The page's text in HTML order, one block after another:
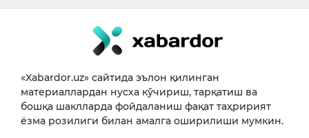
«Xabardor.uz» сайтида эълон қилинган
материаллардан нусха кўчириш, тарқатиш ва
бошқа шаклларда фойдаланиш фақат таҳририят
ёзма розилиги билан амалга оширилиши мумкин.